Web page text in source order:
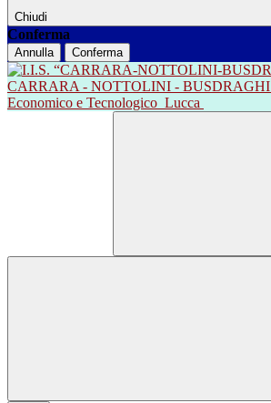
Chiudi
Conferma
Annulla Conferma
CARRARA - NOTTOLINI - BUSDRAGHI
Economico e Tecnologico Lucca